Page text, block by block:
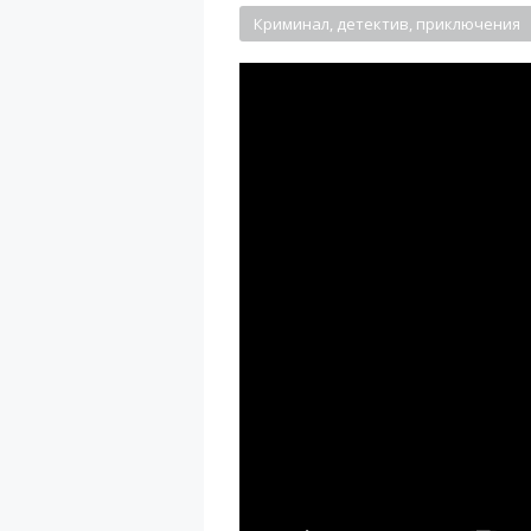
Криминал, детектив, приключения